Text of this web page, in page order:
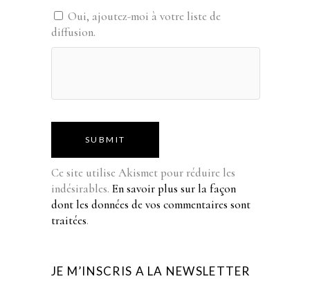
Oui, ajoutez-moi à votre liste de
diffusion.
SUBMIT
Ce site utilise Akismet pour réduire les
indésirables. En savoir plus sur la façon
dont les données de vos commentaires sont
traitées.
JE M’INSCRIS A LA NEWSLETTER